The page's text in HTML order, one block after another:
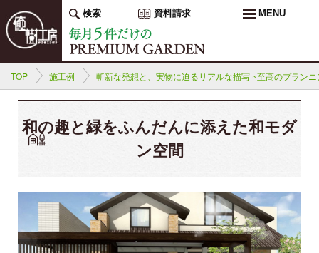
検索 資料請求 MENU
TOP 施工例 斬新な発想と、実物に迫るリアルな描写 ~至高のプラン
和の趣と緑をふんだんに添えた和モダ
ン空間